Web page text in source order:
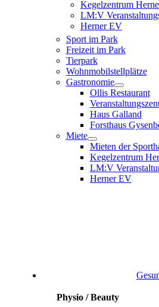
Kegelzentrum Herne
LM:V
Herner EV
Sport im Park
Freizeit im Park
Tierpark
Wohnmobilstellplätze
Gastronomie
Ollis Restaurant
Haus Galland
Forsthaus
Miete
Mieten der
Kegelzentrum
LM:V
Herner EV
Physio / Beauty